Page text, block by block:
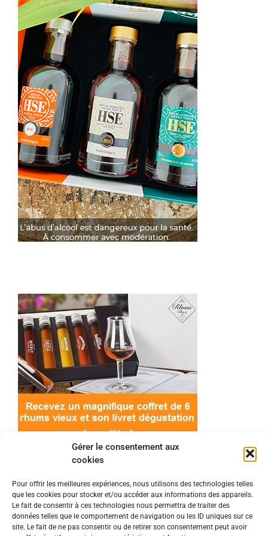
Gérer le consentement aux
cookies
Pour offrir les meilleures expériences, nous utilisons des technologies telles
que les cookies pour stocker et/ou accéder aux informations des appareils.
Le fait de consentir à ces technologies nous permettra de traiter des
données telles que le comportement de navigation ou les ID uniques sur ce
site. Le fait de ne pas consentir ou de retirer son consentement peut avoir
© 2022 Meilleur-rhum.net - Tous droits réservés
Mentions légales-Politique de cookies